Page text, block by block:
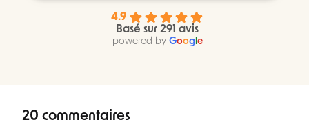
4.9
Basé sur 291 avis
powered by Google
20 commentaires